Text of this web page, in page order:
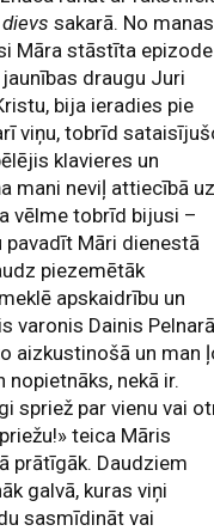
sakarā. No manas
Māra stāstīta epizode
draugu Juri
bija ieradies pie
viņu, tobrīd
klavieres un
mani neviļ attiecībā
vēlme tobrīd bijusi –
Māri dienestā
piezemētāk
apskaidrību un
varonis Dainis
aizkustinošā un man
nekā ir.
spriež par vienu vai
teica Māris
prātīgāk. Daudziem
galvā, kuras viņi
sasmīdināt vai